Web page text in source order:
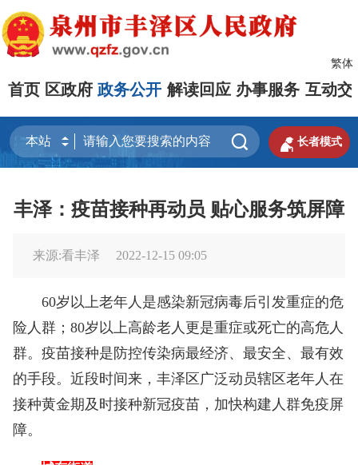
繁体
首页 区政府 政务公开 解读回应 办事服务 互动交
  长者模式
丰泽：疫苗接种再动员 贴心服务筑屏障
来源:看丰泽 2022-12-15 09:05
60岁以上老年人是感染新冠病毒后引发重症的危
险人群；80岁以上高龄老人更是重症或死亡的高危人
群。疫苗接种是防控传染病最经济、最安全、最有效
的手段。近段时间来，丰泽区广泛动员辖区老年人在
接种黄金期及时接种新冠疫苗，加快构建人群免疫屏
障。